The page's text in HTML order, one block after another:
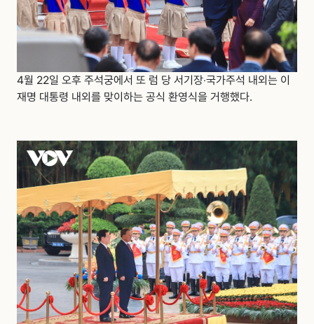
4월 22일 오후 주석궁에서 또 럼 당 서기장‧국가주석 내외는 이
재명 대통령 내외를 맞이하는 공식 환영식을 거행했다.